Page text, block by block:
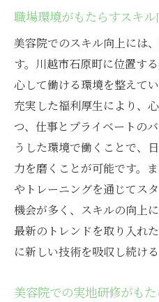
川越市の美容院でスキ
スキル向上のため
技術向上に役立つ
同僚との意見交換
自己学習を支える
フィードバックを
努力を継続するた
トレンドを取り入れ
アップ
最新のヘアトレン
SNSを活用したト
職場環境がもたらすスキル
美容院でのスキル向上には
す。川越市石原町に位置す
心して働ける環境を整えて
充実した福利厚生により、
つ、仕事とプライベートの
うした環境で働くことで、
力を磨くことが可能です。
やトレーニングを通じてス
機会が多く、スキルの向上
最新のトレンドを取り入れ
に新しい技術を吸収し続ける
美容院での実地研修がも